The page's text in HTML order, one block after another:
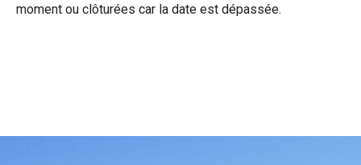
moment ou clôturées car la date est dépassée.